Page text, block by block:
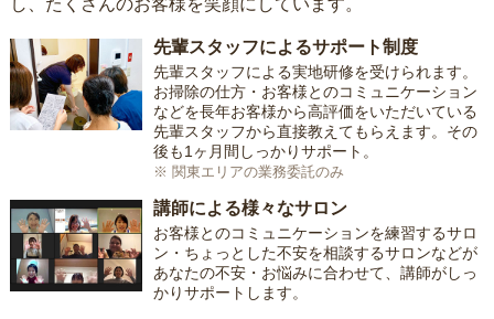
し、たくさんのお客様を笑顔にしています。
先輩スタッフによるサポート制度
先輩スタッフによる実地研修を受けられます。
お掃除の仕方・お客様とのコミュニケーション
などを長年お客様から高評価をいただいている
先輩スタッフから直接教えてもらえます。その
後も1ヶ月間しっかりサポート。
※ 関東エリアの業務委託のみ
講師による様々なサロン
お客様とのコミュニケーションを練習するサロ
ン・ちょっとした不安を相談するサロンなどが
あなたの不安・お悩みに合わせて、講師がしっ
かりサポートします。